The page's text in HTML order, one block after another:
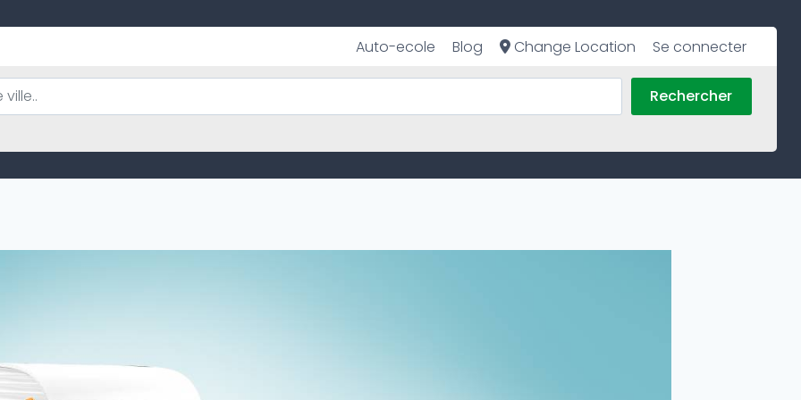
Auto-ecole Blog Change Location Se connecter
Rechercher